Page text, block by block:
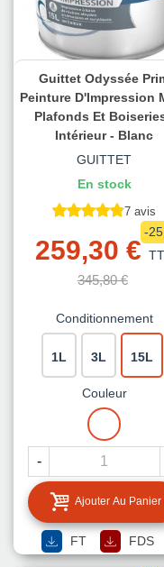
Guittet Odyssée
Peinture D'Impression
Plafonds Et
Intérieur - Blanc
GUITTET
En stock
7 avis
259,30 €
345,80 €
-
Conditionnement
1L 3L 15L
Couleur
BLANC
-
Ajouter Au Panier
FT FDS